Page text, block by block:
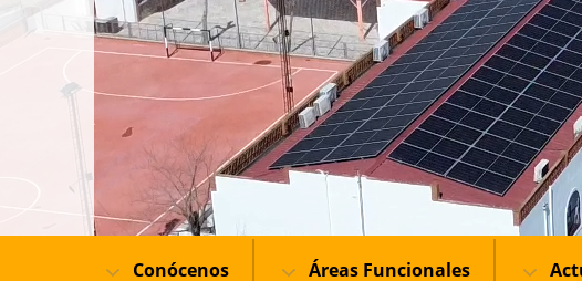
Conócenos Áreas Funcionales